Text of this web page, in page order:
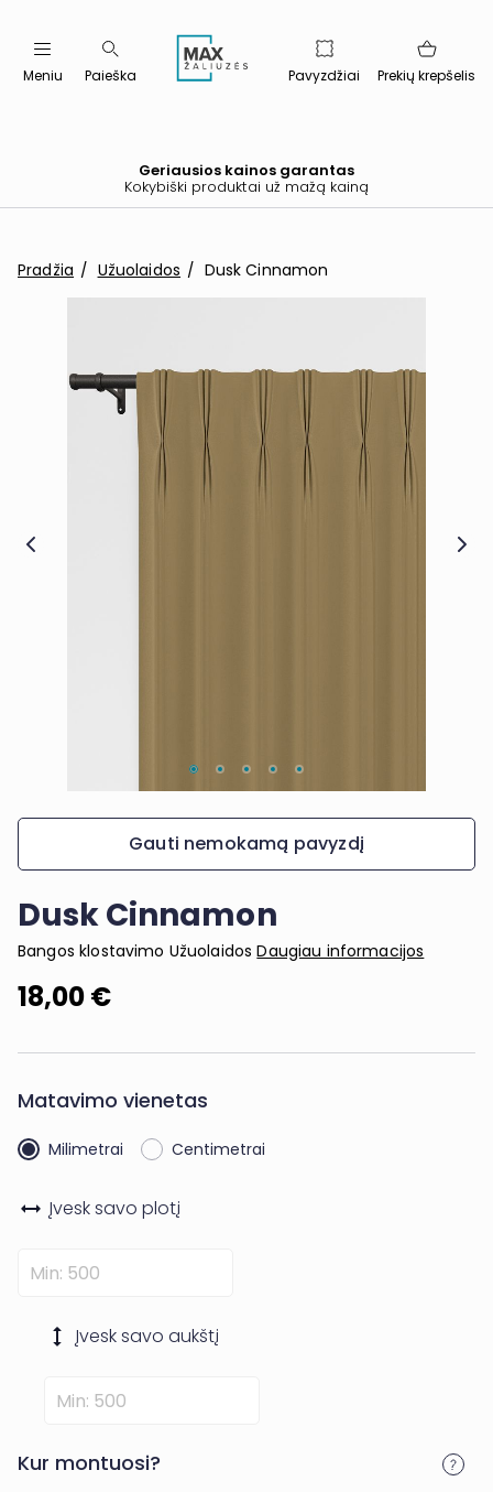
Meniu Paieška Pavyzdžiai Prekių krepšelis
Geriausios kainos garantas
Kokybiški produktai už mažą kainą
Pradžia Užuolaidos Dusk Cinnamon
Gauti nemokamą pavyzdį
Dusk Cinnamon
Bangos klostavimo UžuolaidosDaugiau informacijos
18,00 €
Matavimo vienetas
Milimetrai Centimetrai
Įvesk savo plotį
Įvesk savo aukštį
Kur montuosi?